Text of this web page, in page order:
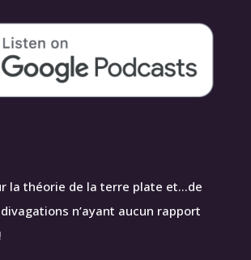
la théorie de la terre plate et…de
n’ayant aucun rapport